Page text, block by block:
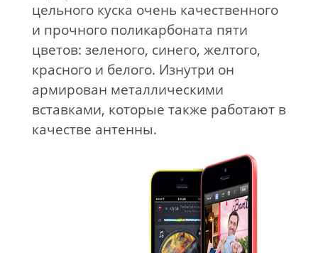
цельного куска очень качественного
и прочного поликарбоната пяти
цветов: зеленого, синего, желтого,
красного и белого. Изнутри он
армирован металлическими
вставками, которые также работают в
качестве антенны.